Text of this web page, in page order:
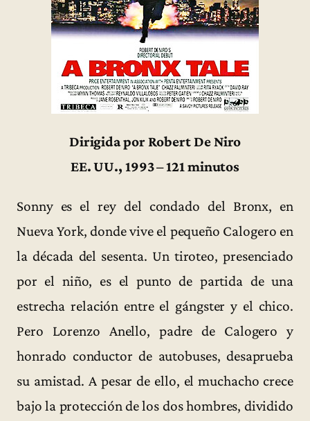
Dirigida por Robert De Niro
EE. UU., 1993 – 121 minutos
Sonny es el rey del condado del Bronx, en
Nueva York, donde vive el pequeño Calogero en
la década del sesenta. Un tiroteo, presenciado
por el niño, es el punto de partida de una
estrecha relación entre el gángster y el chico.
Pero Lorenzo Anello, padre de Calogero y
honrado conductor de autobuses, desaprueba
su amistad. A pesar de ello, el muchacho crece
bajo la protección de los dos hombres, dividido